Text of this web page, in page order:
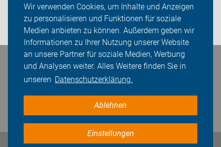
Wir verwenden Cookies, um Inhalte und Anzeigen
zu personalisieren und Funktionen für soziale
Medien anbieten zu können. Außerdem geben wir
Informationen zu Ihrer Nutzung unserer Website
an unsere Partner für soziale Medien, Werbung
und Analysen weiter. Alles Weitere finden Sie in
unseren Datenschutzerklärung.
Ablehnen
Einstellungen
Presse
Login
Bleiben Sie in Kontakt